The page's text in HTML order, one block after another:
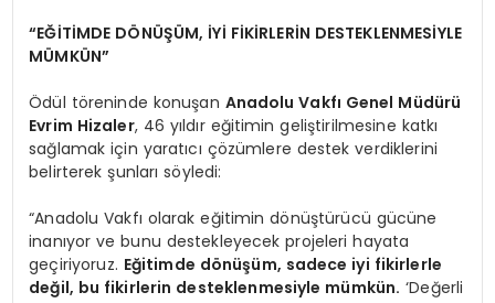
“EĞİTİMDE DÖNÜŞÜM, İYİ FİKİRLERİN DESTEKLENMESİYLE
MÜMKÜN”
Ödül töreninde konuşan Anadolu Vakfı Genel Müdürü
Evrim Hizaler, 46 yıldır eğitimin geliştirilmesine katkı
sağlamak için yaratıcı çözümlere destek verdiklerini
belirterek şunları söyledi:
“Anadolu Vakfı olarak eğitimin dönüştürücü gücüne
inanıyor ve bunu destekleyecek projeleri hayata
geçiriyoruz. Eğitimde dönüşüm, sadece iyi fikirlerle
değil, bu fikirlerin desteklenmesiyle mümkün. ‘Değerli